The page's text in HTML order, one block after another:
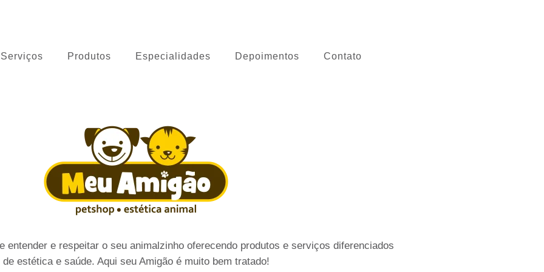
Serviços Produtos Especialidades Depoimentos Contato
entender e respeitar o seu animalzinho oferecendo produtos e serviços diferenciados
de estética e saúde. Aqui seu Amigão é muito bem tratado!